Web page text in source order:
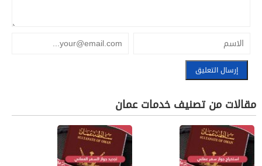
مقالات من تصنيف خدمات عمان